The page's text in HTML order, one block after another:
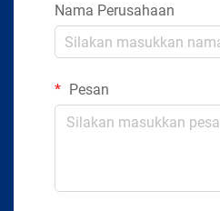
Nama Perusahaan
Pesan